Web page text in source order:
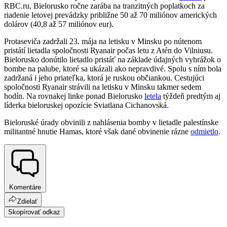
RBC.ru, Bielorusko ročne zarába na tranzitných poplatkoch za
riadenie letovej prevádzky približne 50 až 70 miliónov amerických
dolárov (40,8 až 57 miliónov eur).
Protaseviča zadržali 23. mája na letisku v Minsku po nútenom
pristátí lietadla spoločnosti Ryanair počas letu z Atén do Vilniusu.
Bielorusko donútilo lietadlo pristáť na základe údajných vyhrážok o
bombe na palube, ktoré sa ukázali ako nepravdivé. Spolu s ním bola
zadržaná i jeho priateľka, ktorá je ruskou občiankou. Cestujúci
spoločnosti Ryanair strávili na letisku v Minsku takmer sedem
hodín. Na rovnakej linke ponad Bielorusko letela týždeň predtým aj
líderka bieloruskej opozície Sviatlana Cichanovská.
Bieloruské úrady obvinili z nahlásenia bomby v lietadle palestínske
militantné hnutie Hamas, ktoré však dané obvinenie rázne odmietlo.
Komentáre
Zdielať
Skopírovať odkaz